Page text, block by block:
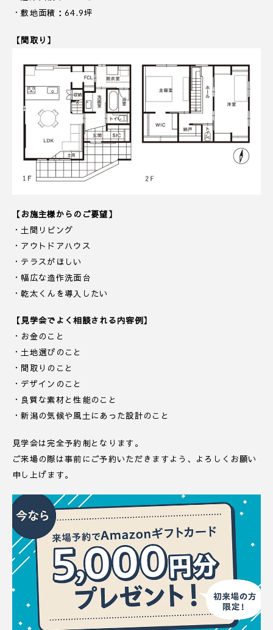
・敷地面積：64.9坪
【間取り】
【お施主様からのご要望】
・土間リビング
・アウトドアハウス
・テラスがほしい
・幅広な造作洗面台
・乾太くんを導入したい
【見学会でよく相談される内容例】
・お金のこと
・土地選びのこと
・間取りのこと
・デザインのこと
・良質な素材と性能のこと
・新潟の気候や風土にあった設計のこと
見学会は完全予約制となります。
ご来場の際は事前にご予約いただきますよう、よろしくお願い
申し上げます。